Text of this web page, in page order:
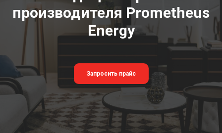
производителя Prometheus
Energy
Запросить прайс